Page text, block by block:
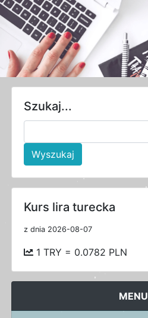
Szukaj...
Wyszukaj
Kurs lira turecka
z dnia 2026-08-07
1 TRY = 0.0782 PLN
MENU